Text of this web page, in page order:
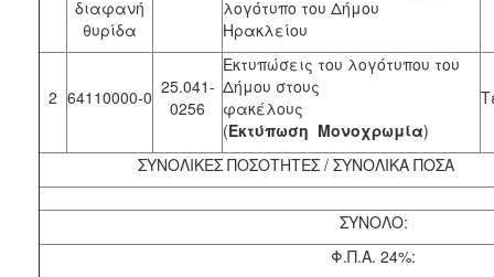
διαφανή
θυρίδα
λογότυπο του Δήμου
Ηρακλείου
2 64110000-0 25.041-
0256
Εκτυπώσεις του λογότυπου του
Δήμου στους
φακέλους
(Εκτύπωση Μονοχρωμία)
ΣΥΝΟΛΙΚΕΣ ΠΟΣΟΤΗΤΕΣ / ΣΥΝΟΛΙΚΑ ΠΟΣΑ
ΣΥΝΟΛΟ:
Φ.Π.Α. 24%: